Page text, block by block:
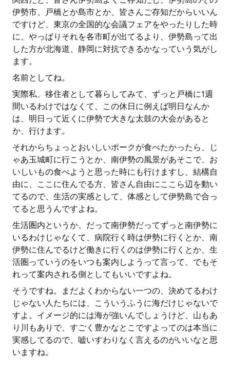
伊勢市、戸橋とか島市とか、皆さんご存知だからいいん
ですけど、東京の全国的な会議フェアをやったりした時
に、やっぱりそれを各市町が出てるより、伊勢島って出
した方が北海道、静岡に対抗できるかなっていう気がし
ます。
名前としてね。
実際私、移住者として暮らしてみて、ずっと戸橋に1週
間いるわけではなくて、この休日に例えば明日なんか
は、明日って近くに伊勢で大きな太鼓の大会があると
か、行けます。
それからちょっとおいしいポークが食べたかったら、じ
ゃあ玉城町に行こうとか、南伊勢の風景があそこで、お
いしいもの食べようと思った時にも行けますし、結構自
由に、ここに住んでる方、皆さん自由にここら辺を動い
てるので、生活の実感として、体感として伊勢島で合っ
てると思うんですよね。
生活圏内というか、だって南伊勢だってずっと南伊勢に
いるわけじゃなくて、病院行く時は伊勢に行くとか、南
伊勢に住んでるけど働きに行くのは伊勢に行くとか、生
活圏っていうのをいつも案内しようって言って、でもそ
れって案内される側としてもいいですよね。
そうですね。まだよくわからない一つの、決めてるわけ
じゃない人たちには、こういうふうに海だけじゃないで
すよ。イメージ的には海が強いんでしょうけど、山もあ
り川もありで、すごく豊かなとこですよってのは本当に
実感してるので、嘘いすわりなく言えるのがいいなと思
いますね。